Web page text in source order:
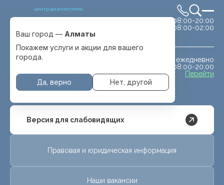
центр диагностики
Выбрать город
с. Отеген батыра
сб-вс 08:00-20:00
08:00-02:00
ежедневно
08:00-20:00
Перейти
Ваш город — Алматы
Покажем услуги и акции для вашего
города.
Да, верно Нет, другой
Версия для слабовидящих
Правовая и юридическая информация
Наши вакансии